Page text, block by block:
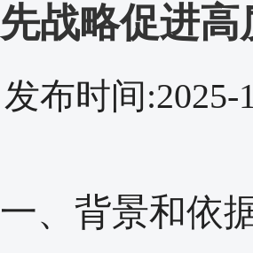
先战略促进
发布时间
一、背景和依